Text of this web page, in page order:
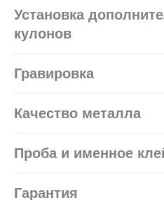
Установка
кулонов
Гравировка
Качество металла
Проба и именное
Гарантия